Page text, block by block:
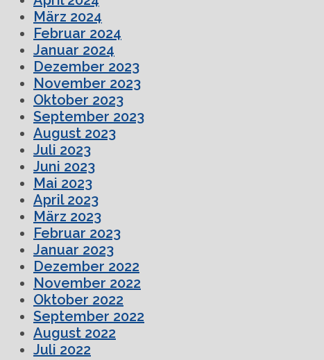
März 2024
Februar 2024
Januar 2024
Dezember 2023
November 2023
Oktober 2023
September 2023
August 2023
Juli 2023
Juni 2023
Mai 2023
April 2023
März 2023
Februar 2023
Januar 2023
Dezember 2022
November 2022
Oktober 2022
September 2022
August 2022
Juli 2022